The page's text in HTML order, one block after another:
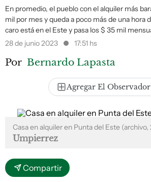
En promedio, el pueblo con el alquiler más
mil por mes y queda a poco más de una hora
caro está en el Este y pasa los $ 35 mil
28 de junio 2023
17:51 hs
Por Bernardo Lapasta
Agregar El
Casa en alquiler en Punta del Este (archivo,
Umpierrez
Compartir